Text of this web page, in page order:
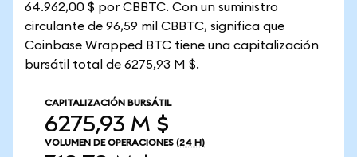
64.962,00 $ por CBBTC. Con un suministro
circulante de 96,59 mil CBBTC, significa que
Coinbase Wrapped BTC tiene una capitalización
bursátil total de 6275,93 M $.
CAPITALIZACIÓN BURSÁTIL
6275,93 M $
VOLUMEN DE OPERACIONES (24 H)